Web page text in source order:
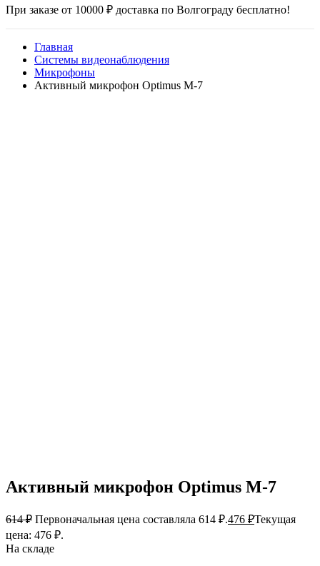
При заказе от 10000 ₽ доставка по Волгограду бесплатно!
Главная
Системы видеонаблюдения
Микрофоны
Активный микрофон Optimus M-7
Активный микрофон Optimus M-7
614₽ Первоначальная цена составляла 614 ₽.476 ₽Текущая
цена: 476 ₽.
На складе